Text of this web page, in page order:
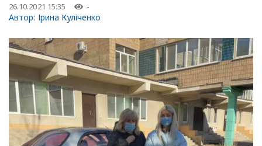
26.10.2021 15:35 -
Автор: Ірина Куліченко